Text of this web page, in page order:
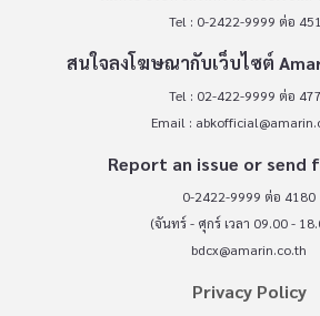
Tel : 0-2422-9999 ต่อ
สนใจลงโฆษณากับเว็บไซต์
Tel : 02-422-9999 ต่อ
Email :
Report an issue or send
0-2422-9999 ต่อ 4180
(จันทร์ - ศุกร์ เวลา 09.00 -
bdcx@amarin.co.th
Privacy Policy